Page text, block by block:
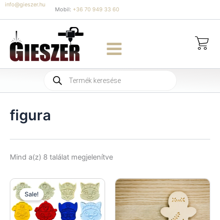
Skip
to
content
info@gieszer.hu
Mobil: +36 70 949 33 60
Products
search
figura
Mind a(z) 8 találat megjelenítveSorted
Sale!